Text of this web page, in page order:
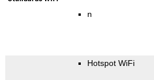
n
Hotspot WiFi